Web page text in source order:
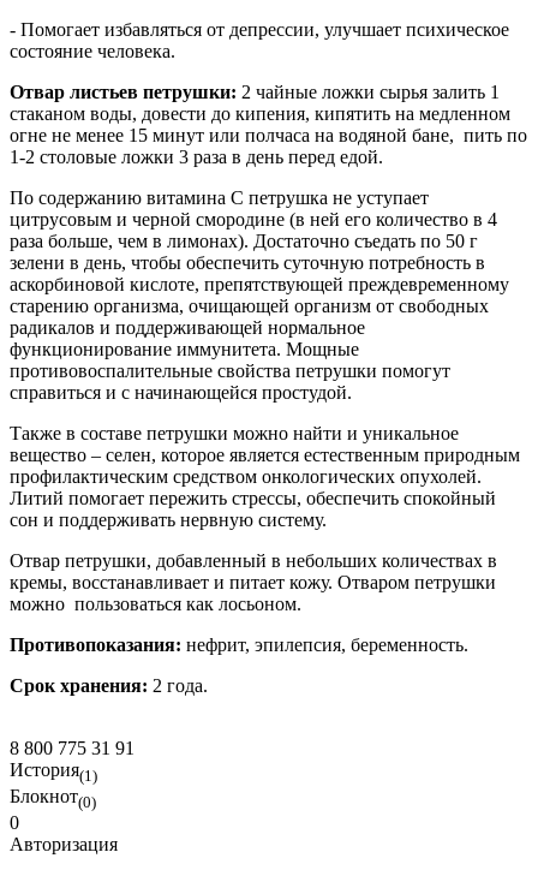
- Помогает избавляться от депрессии, улучшает психическое
состояние человека.
Отвар листьев петрушки: 2 чайные ложки сырья залить 1
стаканом воды, довести до кипения, кипятить на медленном
огне не менее 15 минут или полчаса на водяной бане, пить по
1-2 столовые ложки 3 раза в день перед едой.
По содержанию витамина С петрушка не уступает
цитрусовым и черной смородине (в ней его количество в 4
раза больше, чем в лимонах). Достаточно съедать по 50 г
зелени в день, чтобы обеспечить суточную потребность в
аскорбиновой кислоте, препятствующей преждевременному
старению организма, очищающей организм от свободных
радикалов и поддерживающей нормальное
функционирование иммунитета. Мощные
противовоспалительные свойства петрушки помогут
справиться и с начинающейся простудой.
Также в составе петрушки можно найти и уникальное
вещество – селен, которое является естественным природным
профилактическим средством онкологических опухолей.
Литий помогает пережить стрессы, обеспечить спокойный
сон и поддерживать нервную систему.
Отвар петрушки, добавленный в небольших количествах в
кремы, восстанавливает и питает кожу. Отваром петрушки
можно пользоваться как лосьоном.
Противопоказания: нефрит, эпилепсия, беременность.
Срок хранения: 2 года.
8 800 775 31 91
История(1)
Блокнот(0)
0
Авторизация